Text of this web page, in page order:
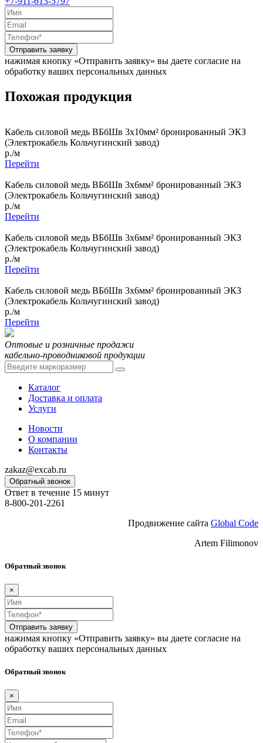
Отправить заявку
нажимая кнопку «Отправить заявку» вы даете согласие на
обработку ваших персональных данных
Похожая продукция
Кабель силовой медь ВБбШв 3x10мм² бронированный ЭКЗ
(Электрокабель Кольчугинский завод)
р./м
Перейти
Кабель силовой медь ВБбШв 3x6мм² бронированный ЭКЗ
(Электрокабель Кольчугинский завод)
р./м
Перейти
Кабель силовой медь ВБбШв 3x6мм² бронированный ЭКЗ
(Электрокабель Кольчугинский завод)
р./м
Перейти
Кабель силовой медь ВБбШв 3x6мм² бронированный ЭКЗ
(Электрокабель Кольчугинский завод)
р./м
Перейти
Оптовые и розничные продажи
кабельно-проводниковой продукции
Каталог
Доставка и оплата
Услуги
Новости
О компании
Контакты
zakaz@excab.ru
Обратный звонок
Ответ в течение 15 минут
8-800-201-2261
Продвижение сайта Global Code
Artem Filimonov
Обратный звонок
×
Отправить заявку
нажимая кнопку «Отправить заявку» вы даете согласие на
обработку ваших персональных данных
Обратный звонок
×